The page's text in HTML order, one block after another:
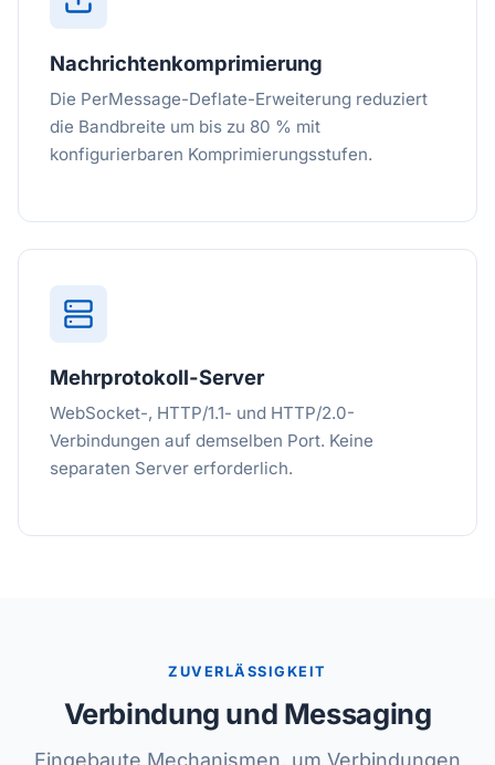
Nachrichtenkomprimierung
Die PerMessage-Deflate-Erweiterung reduziert
die Bandbreite um bis zu 80 % mit
konfigurierbaren Komprimierungsstufen.
Mehrprotokoll-Server
WebSocket-, HTTP/1.1- und HTTP/2.0-
Verbindungen auf demselben Port. Keine
separaten Server erforderlich.
ZUVERLÄSSIGKEIT
Verbindung und Messaging
Eingebaute Mechanismen, um Verbindungen